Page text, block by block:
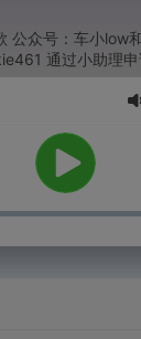
公众号：车小low
通过小助理